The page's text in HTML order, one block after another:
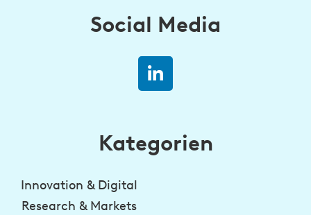
Social Media
Kategorien
Innovation & Digital
Research & Markets